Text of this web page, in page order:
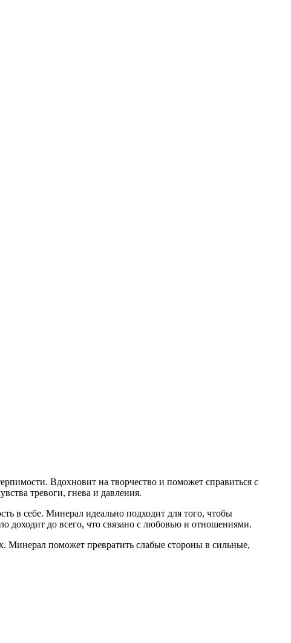
Вдохновит на творчество и поможет справиться с
тревоги, гнева и давления.
в себе. Минерал идеально подходит для того, чтобы
доходит до всего, что связано с любовью и отношениями.
Минерал поможет превратить слабые стороны в сильные,